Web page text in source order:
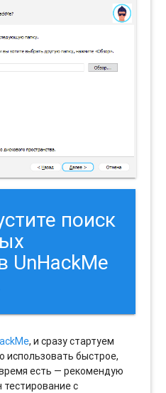
поиск
UnHackMe
, и сразу стартуем
использовать быстрое,
есть — рекомендую
с